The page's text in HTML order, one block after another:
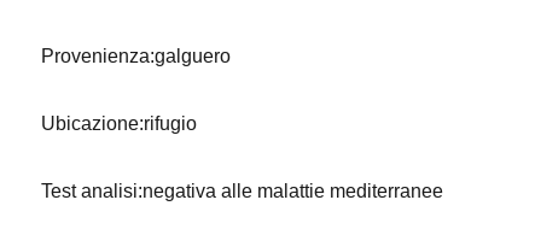
Provenienza:galguero
Ubicazione:rifugio
Test analisi:negativa alle malattie mediterranee